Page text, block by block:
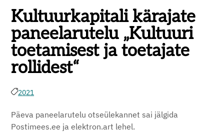
Kultuurkapitali kärajate
paneelarutelu „Kultuuri
toetamisest ja toetajate
rollidest“
2021
Päeva paneelarutelu otseülekannet sai jälgida
Postimees.ee ja elektron.art lehel.